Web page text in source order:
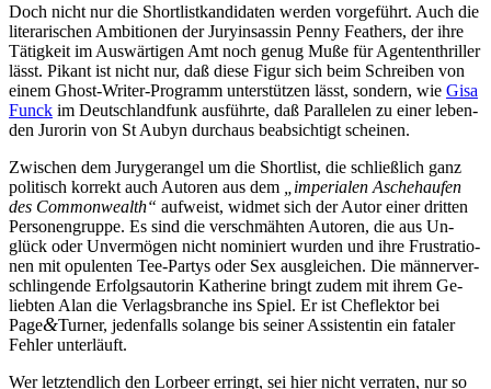
Doch nicht nur die Short­list­kan­di­da­ten wer­den vor­ge­führt. Auch die
li­te­ra­ri­schen Am­bi­tio­nen der Ju­ry­in­sas­sin Pen­ny Fea­thers, der ih­re
Tä­tig­keit im Aus­wär­ti­gen Amt noch ge­nug Mu­ße für Agen­ten­thril­ler
lässt. Pi­kant ist nicht nur, daß die­se Fi­gur sich beim Schrei­ben von
ei­nem Ghost-Wri­ter-Pro­gramm un­ter­stüt­zen lässt, son­dern, wie Gi­sa
Funck im Deutsch­land­funk aus­führ­te, daß Par­al­le­len zu ei­ner le­ben­
den Ju­ro­rin von St Au­byn durch­aus be­ab­sich­tigt scheinen.
Zwi­schen dem Ju­ry­ge­r­an­gel um die Short­list, die schließ­lich ganz
po­li­tisch kor­rekt auch Au­toren aus dem
„im­pe­ria­len Asche­hau­fen
des Com­mon­wealth“ auf­weist, wid­met sich der Au­tor ei­ner drit­ten
Per­so­nen­grup­pe. Es sind die ver­schmäh­ten Au­toren, die aus Un­
glück oder Un­ver­mö­gen nicht no­mi­niert wur­den und ih­re Frus­tra­tio­
nen mit opu­len­ten Tee-Par­tys oder Sex aus­glei­chen. Die män­ner­ver­
schlin­gen­de Er­folgs­au­torin Ka­the­ri­ne bringt zu­dem mit ih­rem Ge­
lieb­ten Alan die Ver­lags­bran­che ins Spiel. Er ist Chef­lek­tor bei
Page&Turner, je­den­falls so­lan­ge bis sei­ner As­sis­ten­tin ein fa­ta­ler
Feh­ler unterläuft.
Wer letzt­end­lich den Lor­beer er­ringt, sei hier nicht ver­ra­ten, nur so